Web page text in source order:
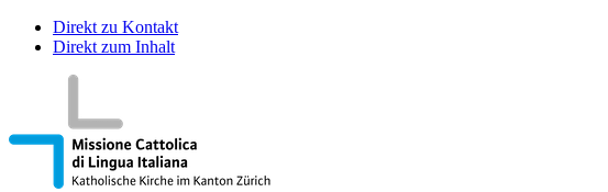
Direkt zu Kontakt
Direkt zum Inhalt